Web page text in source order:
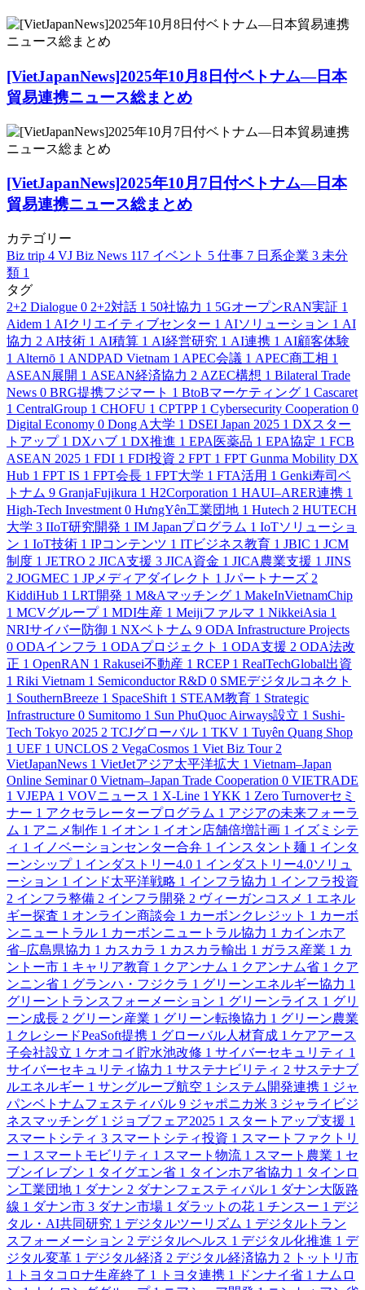
[VietJapanNews]2025年10月8日付ベトナム―日本
貿易連携ニュース総まとめ
[VietJapanNews]2025年10月7日付ベトナム―日本
貿易連携ニュース総まとめ
カテゴリー
Biz trip 4 VJ Biz News 117 イベント 5 仕事 7 日系企業 3 未分
類 1
タグ
2+2 Dialogue 0 2+2対話 1 50社協力 1 5GオープンRAN実証 1
Aidem 1 AIクリエイティブセンター 1 AIソリューション 1 AI
協力 2 AI技術 1 AI積算 1 AI経営研究 1 AI連携 1 AI顧客体験
1 Alternō 1 ANDPAD Vietnam 1 APEC会議 1 APEC商工相 1
ASEAN展開 1 ASEAN経済協力 2 AZEC構想 1 Bilateral Trade
News 0 BRG提携フジマート 1 BtoBマーケティング 1 Cascaret
1 CentralGroup 1 CHOFU 1 CPTPP 1 Cybersecurity Cooperation 0
Digital Economy 0 Dong A大学 1 DSEI Japan 2025 1 DXスター
トアップ 1 DXハブ 1 DX推進 1 EPA医薬品 1 EPA協定 1 FCB
ASEAN 2025 1 FDI 1 FDI投資 2 FPT 1 FPT Gunma Mobility DX
Hub 1 FPT IS 1 FPT会長 1 FPT大学 1 FTA活用 1 Genki寿司ベ
トナム 9 GranjaFujikura 1 H2Corporation 1 HAUI–ARER連携 1
High-Tech Investment 0 HưngYên工業団地 1 Hutech 2 HUTECH
大学 3 IIoT研究開発 1 IM Japanプログラム 1 IoTソリューショ
ン 1 IoT技術 1 IPコンテンツ 1 ITビジネス教育 1 JBIC 1 JCM
制度 1 JETRO 2 JICA支援 3 JICA資金 1 JICA農業支援 1 JINS
2 JOGMEC 1 JPメディアダイレクト 1 Jパートナーズ 2
KiddiHub 1 LRT開発 1 M&Aマッチング 1 MakeInVietnamChip
1 MCVグループ 1 MDI生産 1 Meijiファルマ 1 NikkeiAsia 1
NRIサイバー防御 1 NXベトナム 9 ODA Infrastructure Projects
0 ODAインフラ 1 ODAプロジェクト 1 ODA支援 2 ODA法改
正 1 OpenRAN 1 Rakusei不動産 1 RCEP 1 RealTechGlobal出資
1 Riki Vietnam 1 Semiconductor R&D 0 SMEデジタルコネクト
1 SouthernBreeze 1 SpaceShift 1 STEAM教育 1 Strategic
Infrastructure 0 Sumitomo 1 Sun PhuQuoc Airways設立 1 Sushi-
Tech Tokyo 2025 2 TCJグローバル 1 TKV 1 Tuyên Quang Shop
1 UEF 1 UNCLOS 2 VegaCosmos 1 Viet Biz Tour 2
VietJapanNews 1 VietJetアジア太平洋拡大 1 Vietnam–Japan
Online Seminar 0 Vietnam–Japan Trade Cooperation 0 VIETRADE
1 VJEPA 1 VOVニュース 1 X-Line 1 YKK 1 Zero Turnoverセミ
ナー 1 アクセラレータープログラム 1 アジアの未来フォーラ
ム 1 アニメ制作 1 イオン 1 イオン店舗倍増計画 1 イズミシテ
ィ 1 イノベーションセンター合弁 1 インスタント麺 1 インタ
ーンシップ 1 インダストリー4.0 1 インダストリー4.0ソリュ
ーション 1 インド太平洋戦略 1 インフラ協力 1 インフラ投資
2 インフラ整備 2 インフラ開発 2 ヴィーガンコスメ 1 エネル
ギー探査 1 オンライン商談会 1 カーボンクレジット 1 カーボ
ンニュートラル 1 カーボンニュートラル協力 1 カインホア
省–広島県協力 1 カスカラ 1 カスカラ輸出 1 ガラス産業 1 カ
ントー市 1 キャリア教育 1 クアンナム 1 クアンナム省 1 クア
ンニン省 1 グランハ・フジクラ 1 グリーンエネルギー協力 1
グリーントランスフォーメーション 1 グリーンライス 1 グリ
ーン成長 2 グリーン産業 1 グリーン転換協力 1 グリーン農業
1 クレシードPeaSoft提携 1 グローバル人材育成 1 ケアアース
子会社設立 1 ケオコイ貯水池改修 1 サイバーセキュリティ 1
サイバーセキュリティ協力 1 サステナビリティ 2 サステナブ
ルエネルギー 1 サングループ航空 1 システム開発連携 1 ジャ
パンベトナムフェスティバル 9 ジャポニカ米 3 ジャライビジ
ネスマッチング 1 ジョブフェア2025 1 スタートアップ支援 1
スマートシティ 3 スマートシティ投資 1 スマートファクトリ
ー 1 スマートモビリティ 1 スマート物流 1 スマート農業 1 セ
ブンイレブン 1 タイグエン省 1 タインホア省協力 1 タインロ
ン工業団地 1 ダナン 2 ダナンフェスティバル 1 ダナン大阪路
線 1 ダナン市 3 ダナン市場 1 ダラットの花 1 チンスー 1 デジ
タル・AI共同研究 1 デジタルツーリズム 1 デジタルトラン
スフォーメーション 2 デジタルヘルス 1 デジタル化推進 1 デ
ジタル変革 1 デジタル経済 2 デジタル経済協力 2
トットリ市
1
トヨタコロナ生産終了 1 トヨタ連携 1 ドンナイ省 1 ナムロ